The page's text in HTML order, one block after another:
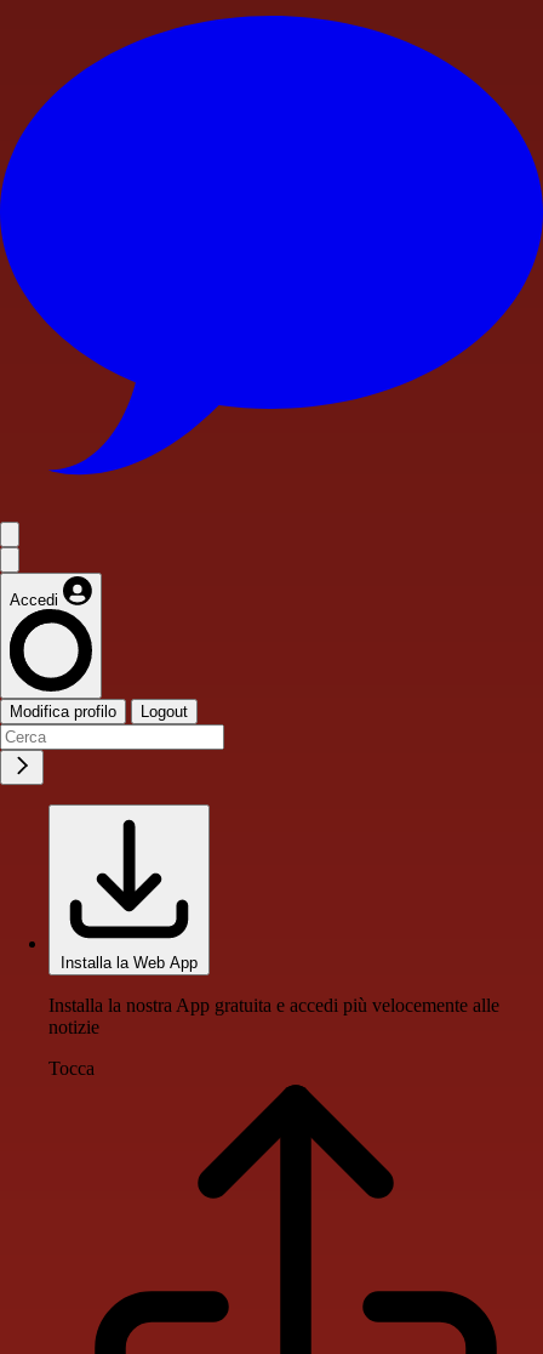
Accedi
Modifica profilo Logout
Installa la Web App
Installa la nostra App gratuita e accedi più velocemente alle
notizie
Tocca